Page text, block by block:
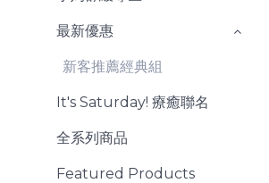
最新優惠
新客推薦經典組
It's Saturday! 療癒聯名
全系列商品
Featured Products